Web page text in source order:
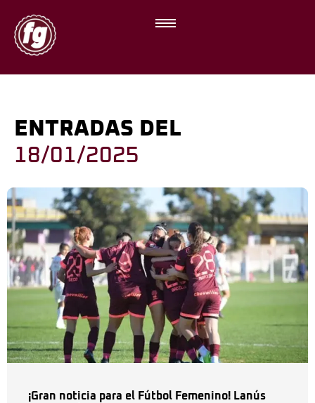
ENTRADAS DEL
18/01/2025
¡Gran noticia para el Fútbol Femenino! Lanús